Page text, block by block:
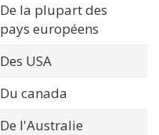
De la plupart des
pays européens
Des USA
Du canada
De l'Australie